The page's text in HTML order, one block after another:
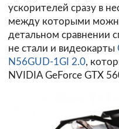
ускорителей сразу в
между которыми
детальном сравнении
не стали и видеокарты
N56GUD-1GI 2.0,
NVIDIA GeForce GTX